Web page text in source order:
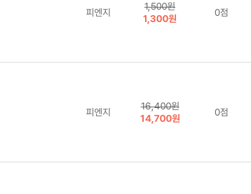
피엔지
1,500원
1,300원
0점
피엔지
16,400원
14,700원
0점